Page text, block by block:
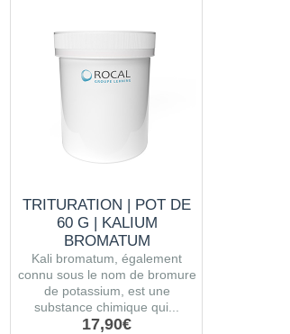
TRITURATION | POT DE
60 G | KALIUM
BROMATUM
Kali bromatum, également
connu sous le nom de bromure
de potassium, est une
substance chimique qui...
17,90€